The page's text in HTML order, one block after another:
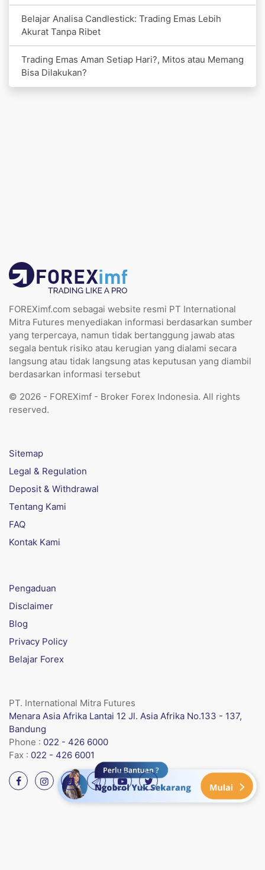
Belajar Analisa Candlestick: Trading Emas Lebih
Akurat Tanpa Ribet
Trading Emas Aman Setiap Hari?, Mitos atau Memang
Bisa Dilakukan?
FOREXimf.com sebagai website resmi PT International
Mitra Futures menyediakan informasi berdasarkan sumber
yang terpercaya, namun tidak bertanggung jawab atas
segala bentuk risiko atau kerugian yang dialami secara
langsung atau tidak langsung atas keputusan yang diambil
berdasarkan informasi tersebut
© 2026 - FOREXimf - Broker Forex Indonesia. All rights
reserved.
Sitemap
Legal & Regulation
Deposit & Withdrawal
Tentang Kami
FAQ
Kontak Kami
Pengaduan
Disclaimer
Blog
Privacy Policy
Belajar Forex
PT. International Mitra Futures
Menara Asia Afrika Lantai 12 Jl. Asia Afrika No.133 - 137,
Bandung
Phone : 022 - 426 6000
Fax : 022 - 426 6001